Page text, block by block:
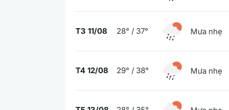
T3 11/08 28° / 37° Mưa nhẹ
T4 12/08 29° / 38° Mưa nhẹ